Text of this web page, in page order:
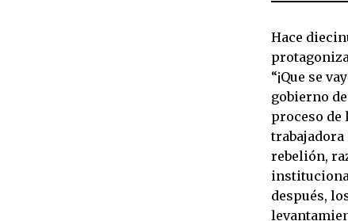
Hace
“¡Que se
gobierno
proceso de
rebelión,
después,